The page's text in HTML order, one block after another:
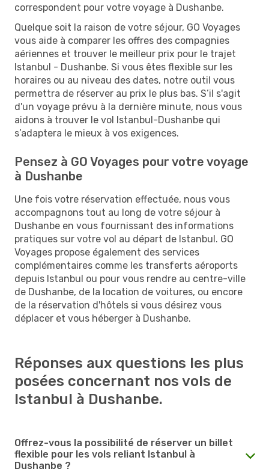
correspondent pour votre voyage à Dushanbe.
Quelque soit la raison de votre séjour, GO Voyages
vous aide à comparer les offres des compagnies
aériennes et trouver le meilleur prix pour le trajet
Istanbul - Dushanbe. Si vous êtes flexible sur les
horaires ou au niveau des dates, notre outil vous
permettra de réserver au prix le plus bas. S’il s'agit
d'un voyage prévu à la dernière minute, nous vous
aidons à trouver le vol Istanbul-Dushanbe qui
s’adaptera le mieux à vos exigences.
Pensez à GO Voyages pour votre voyage
à Dushanbe
Une fois votre réservation effectuée, nous vous
accompagnons tout au long de votre séjour à
Dushanbe en vous fournissant des informations
pratiques sur votre vol au départ de Istanbul. GO
Voyages propose également des services
complémentaires comme les transferts aéroports
depuis Istanbul ou pour vous rendre au centre-ville
de Dushanbe, de la location de voitures, ou encore
de la réservation d'hôtels si vous désirez vous
déplacer et vous héberger à Dushanbe.
Réponses aux questions les plus
posées concernant nos vols de
Istanbul à Dushanbe.
Offrez-vous la possibilité de réserver un billet
flexible pour les vols reliant Istanbul à
Dushanbe ?